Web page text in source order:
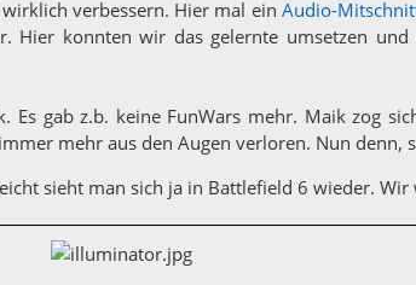
verbessern. Hier mal ein Audio-
Hier konnten wir das gelernte umsetzen und
Es gab z.b. keine FunWars mehr. Maik zog
mehr aus den Augen verloren. Nun denn,
sieht man sich ja in Battlefield 6 wieder. Wir